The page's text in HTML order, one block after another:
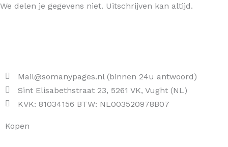
We delen je gegevens niet. Uitschrijven kan altijd.
Mail@somanypages.nl (binnen 24u antwoord)
Sint Elisabethstraat 23, 5261 VK, Vught (NL)
KVK: 81034156 BTW: NL003520978B07
Kopen